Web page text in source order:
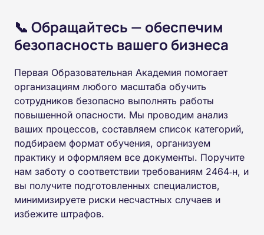
📞 Обращайтесь — обеспечим
безопасность вашего бизнеса
Первая Образовательная Академия помогает
организациям любого масштаба обучить
сотрудников безопасно выполнять работы
повышенной опасности. Мы проводим анализ
ваших процессов, составляем список категорий,
подбираем формат обучения, организуем
практику и оформляем все документы. Поручите
нам заботу о соответствии требованиям 2464‑н, и
вы получите подготовленных специалистов,
минимизируете риски несчастных случаев и
избежите штрафов.